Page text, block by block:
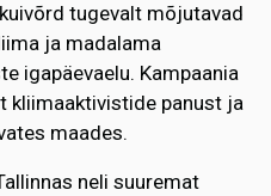
tugevalt mõjutavad
ja madalama
igapäevaelu. Kampaania
kliimaaktivistide panust ja
maades.
neli suuremat